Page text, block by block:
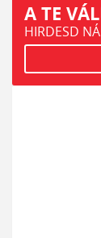
A TE
HIRDESD